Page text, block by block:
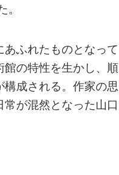
。
ふれたものとなって
館の特性を生かし、順
成される。作家の思
が混然となった山口